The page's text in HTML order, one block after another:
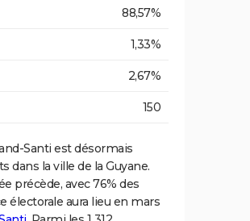
88,57%
1,33%
2,67%
150
Santi est désormais
la ville de la Guyane.
précède, avec 76% des
électorale aura lieu en mars